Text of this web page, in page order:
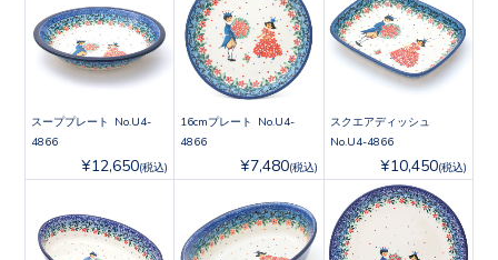
スーププレート No.U4-
4866
¥12,650(税込)
16cmプレート No.U4-
4866
¥7,480(税込)
スクエアディッシュ
No.U4-4866
¥10,450(税込)